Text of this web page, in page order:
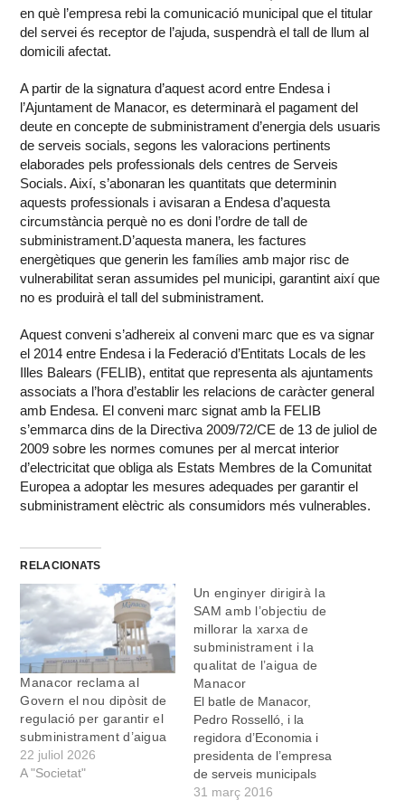
en què l’empresa rebi la comunicació municipal que el titular
del servei és receptor de l’ajuda, suspendrà el tall de llum al
domicili afectat.
A partir de la signatura d’aquest acord entre Endesa i
l’Ajuntament de Manacor, es determinarà el pagament del
deute en concepte de subministrament d’energia dels usuaris
de serveis socials, segons les valoracions pertinents
elaborades pels professionals dels centres de Serveis
Socials. Així, s’abonaran les quantitats que determinin
aquests professionals i avisaran a Endesa d’aquesta
circumstància perquè no es doni l’ordre de tall de
subministrament.D’aquesta manera, les factures
energètiques que generin les famílies amb major risc de
vulnerabilitat seran assumides pel municipi, garantint així que
no es produirà el tall del subministrament.
Aquest conveni s’adhereix al conveni marc que es va signar
el 2014 entre Endesa i la Federació d’Entitats Locals de les
Illes Balears (FELIB), entitat que representa als ajuntaments
associats a l’hora d’establir les relacions de caràcter general
amb Endesa. El conveni marc signat amb la FELIB
s’emmarca dins de la Directiva 2009/72/CE de 13 de juliol de
2009 sobre les normes comunes per al mercat interior
d’electricitat que obliga als Estats Membres de la Comunitat
Europea a adoptar les mesures adequades per garantir el
subministrament elèctric als consumidors més vulnerables.
RELACIONATS
Manacor reclama al
Govern el nou dipòsit de
regulació per garantir el
subministrament d’aigua
22 juliol 2026
A "Societat"
Un enginyer dirigirà la
SAM amb l’objectiu de
millorar la xarxa de
subministrament i la
qualitat de l’aigua de
Manacor
El batle de Manacor,
Pedro Rosselló, i la
regidora d’Economia i
presidenta de l’empresa
de serveis municipals
SAM, Maria Antònia
31 març 2016